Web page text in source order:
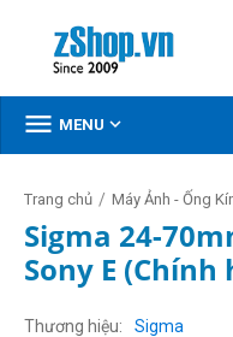
 MENU 
Trang chủ / Máy Ảnh - Ống
Sigma 24-
Sony E (Chính
Thương hiệu Sigma